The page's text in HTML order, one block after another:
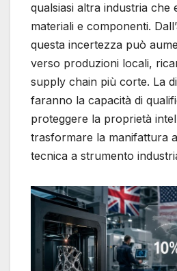
qualsiasi altra industria che
materiali e componenti.
questa incertezza può
verso produzioni locali,
supply chain più corte. La
faranno la capacità di
proteggere la proprietà
trasformare la manifattura
tecnica a strumento